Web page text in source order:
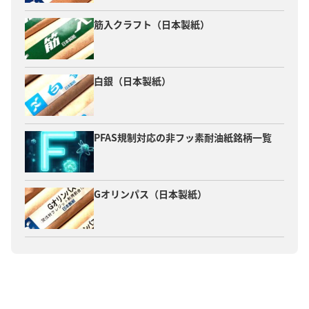
筋入クラフト（日本製紙）
白銀（日本製紙）
PFAS規制対応の非フッ素耐油紙銘柄一覧
Gオリンパス（日本製紙）